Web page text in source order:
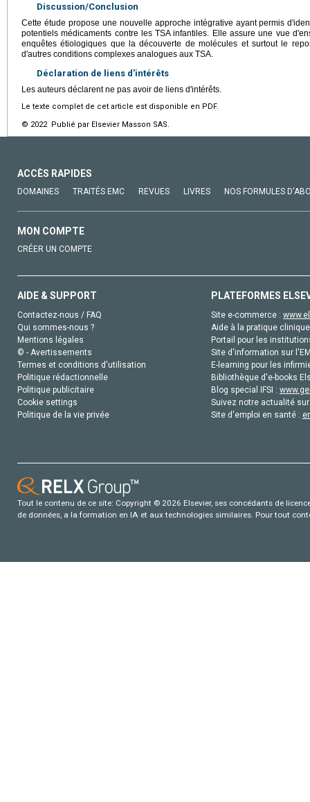
Discussion/Conclusion
Cette étude propose une nouvelle approche intégrative ayant permis
potentiels médicaments contre les TSA infantiles. Elle assure une vue
enquêtes étiologiques que la découverte de molécules et surtout le
d'autres conditions complexes analogues aux TSA.
Déclaration de liens d'intérêts
Les auteurs déclarent ne pas avoir de liens d'intérêts.
Le texte complet de cet article est disponible en PDF.
© 2022 Publié par Elsevier Masson SAS.
ACCÈS RAPIDES
DOMAINES TRAITÉS EMC REVUES LIVRES NOS FORMULES
MON COMPTE
CRÉER UN COMPTE
AIDE & SUPPORT
Contactez-nous / FAQ
Qui sommes-nous ?
Mentions légales
© - Avertissements
Termes et conditions d'utilisation
Politique rédactionnelle
Politique publicitaire
Cookie settings
Politique de la vie privée
PLATEFORMES
Site e-commerce :
Aide à la pratique
Portail pour les
Site d'information sur
E-learning pour les
Bibliothèque d'e-books
Blog special IFSI :
Suivez notre actualité
Site d'emploi en santé :
Tout le contenu de ce site: Copyright © 2026 Elsevier, ses concédants de
de données, a la formation en IA et aux technologies similaires. Pour tout